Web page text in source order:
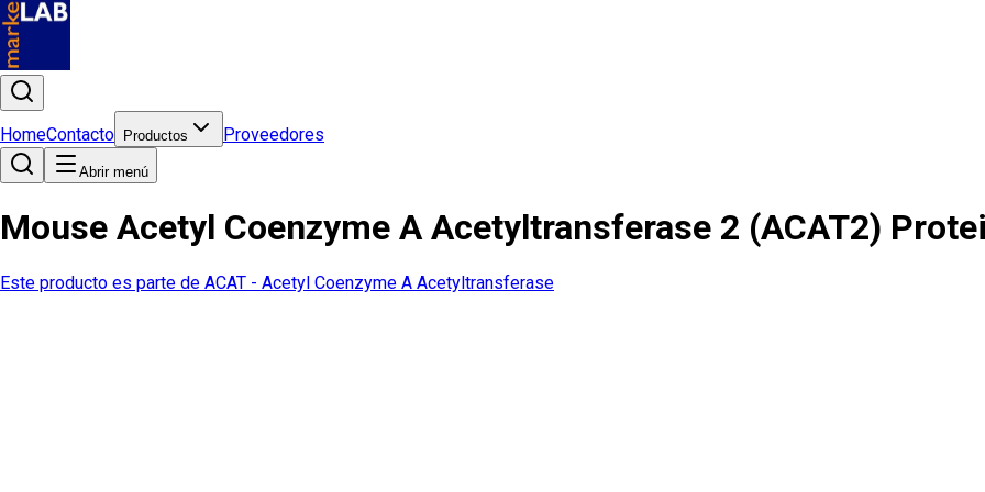
HomeContacto Productos Proveedores
Abrir menú
Mouse Acetyl Coenzyme A Acetyltransferase 2 (ACAT2)
Este producto es parte de ACAT - Acetyl Coenzyme A Acetyltransferase